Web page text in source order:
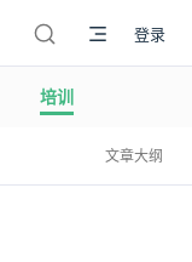
登录
培训
文章大纲